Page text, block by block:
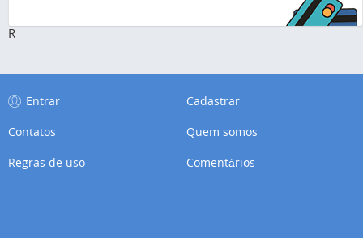
R
Entrar
Cadastrar
Contatos
Quem somos
Regras de uso
Comentários